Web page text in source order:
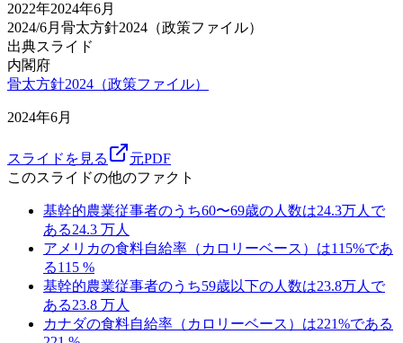
2022年2024年6月
2024/6月 骨太方針2024（政策ファイル）
出典スライド
内閣府
骨太方針2024（政策ファイル）
2024年6月
スライドを見る
元PDF
このスライドの他のファクト
基幹的農業従事者のうち60〜69歳の人数は24.3万人で
ある24.3 万人
アメリカの食料自給率（カロリーベース）は115%であ
る115 %
基幹的農業従事者のうち59歳以下の人数は23.8万人で
ある23.8 万人
カナダの食料自給率（カロリーベース）は221%である